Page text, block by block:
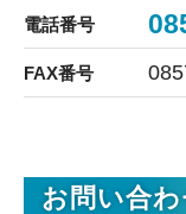
電話番号
FAX番号
お問い合